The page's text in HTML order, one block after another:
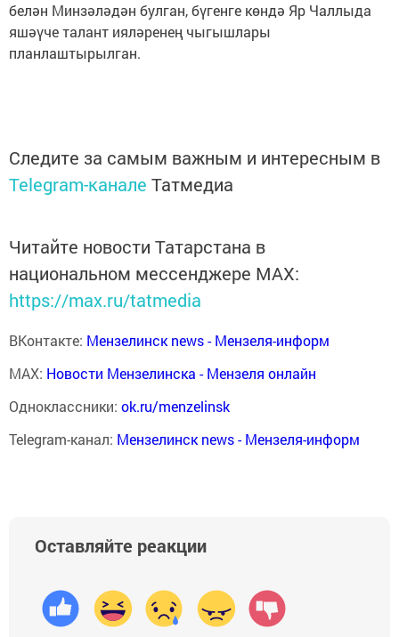
белән Минзәләдән булган, бүгенге көндә Яр Чаллыда
яшәүче талант ияләренең чыгышлары
планлаштырылган.
Следите за самым важным и интересным в
Telegram-канале Татмедиа
Читайте новости Татарстана в
национальном мессенджере MАХ:
https://max.ru/tatmedia
ВКонтакте: Мензелинск news - Мензеля-информ
MAX: Новости Мензелинска - Мензеля онлайн
Одноклассники: ok.ru/menzelinsk
Telegram-канал: Мензелинск news - Мензеля-информ
Оставляйте реакции